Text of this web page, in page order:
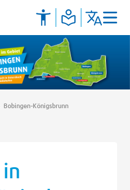
Bobingen-Königsbrunn